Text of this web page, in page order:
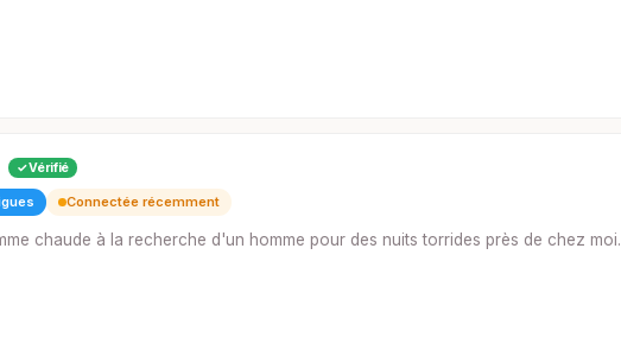
✓ Vérifié
Connectée récemment
chaude à la recherche d'un homme pour des nuits torrides près de chez moi.